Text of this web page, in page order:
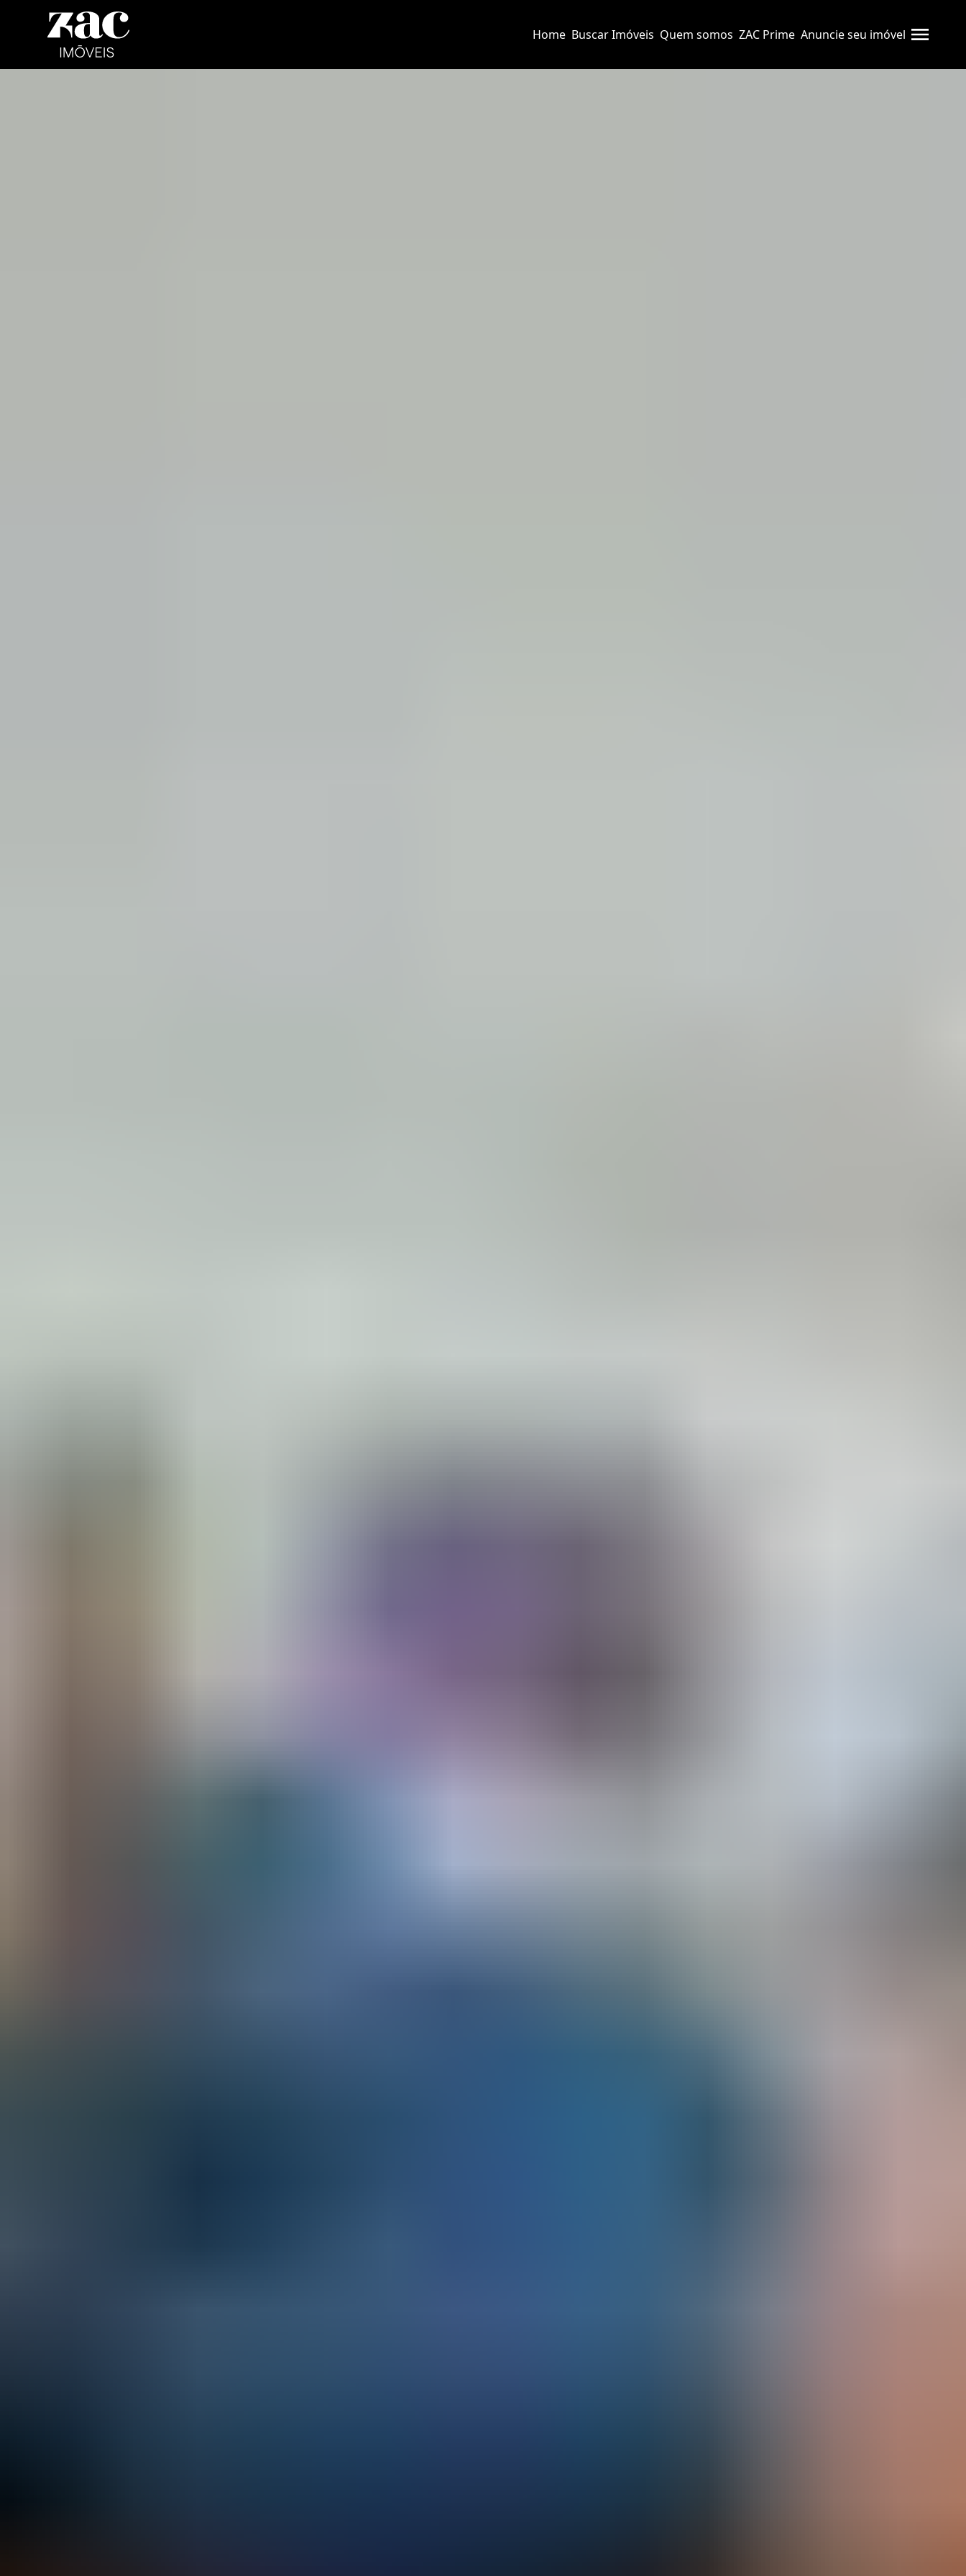
Home Buscar Imóveis Quem somos ZAC Prime Anuncie seu imóvel